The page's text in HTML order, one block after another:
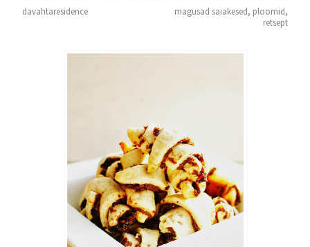
davahtaresidence magusad saiakesed, ploomid,
retsept